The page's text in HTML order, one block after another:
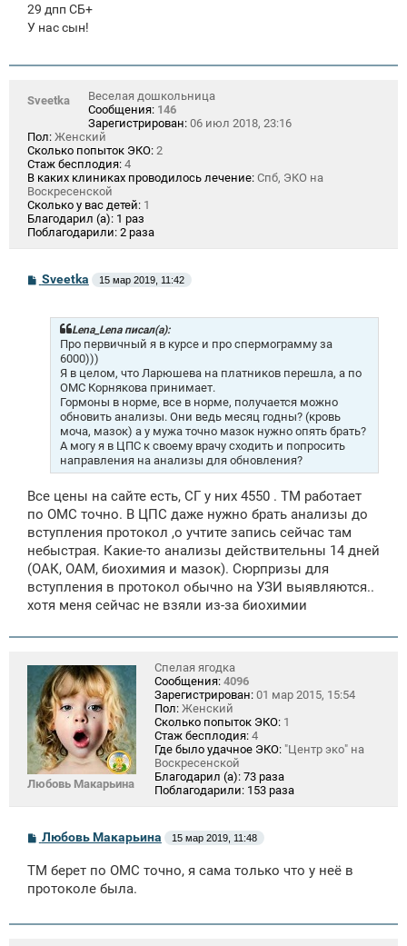
29 дпп СБ+
У нас сын!
Sveetka
Веселая дошкольница
Сообщения: 146
Зарегистрирован: 06 июл 2018, 23:16
Пол: Женский
Сколько попыток ЭКО: 2
Стаж бесплодия: 4
В каких клиниках проводилось лечение: Спб, ЭКО на
Воскресенской
Сколько у вас детей: 1
Благодарил (а): 1 раз
Поблагодарили: 2 раза
СSveetka 15 мар 2019, 11:42
Lena_Lena писал(а):
Про первичный я в курсе и про спермограмму за
6000)))
Я в целом, что Ларюшева на платников перешла, а по
ОМС Корнякова принимает.
Гормоны в норме, все в норме, получается можно
обновить анализы. Они ведь месяц годны? (кровь
моча, мазок) а у мужа точно мазок нужно опять брать?
А могу я в ЦПС к своему врачу сходить и попросить
направления на анализы для обновления?
Все цены на сайте есть, СГ у них 4550 . ТМ работает
по ОМС точно. В ЦПС даже нужно брать анализы до
вступления протокол ,о учтите запись сейчас там
небыстрая. Какие-то анализы действительны 14 дней
(ОАК, ОАМ, биохимия и мазок). Сюрпризы для
вступления в протокол обычно на УЗИ выявляются..
хотя меня сейчас не взяли из-за биохимии
Любовь Макарьина
Спелая ягодка
Сообщения: 4096
Зарегистрирован: 01 мар 2015, 15:54
Пол: Женский
Сколько попыток ЭКО: 1
Стаж бесплодия: 4
Где было удачное ЭКО: "Центр эко" на
Воскресенской
Благодарил (а): 73 раза
Поблагодарили: 153 раза
С
о
б
щ
е
и
Любовь Макарьина 15 мар 2019, 11:48
ТМ берет по ОМС точно, я сама только что у неё в
протоколе была.